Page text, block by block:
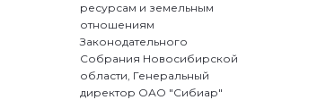
ресурсам и земельным
отношениям
Законодательного
Собрания Новосибирской
области, Генеральный
директор ОАО "Сибиар"